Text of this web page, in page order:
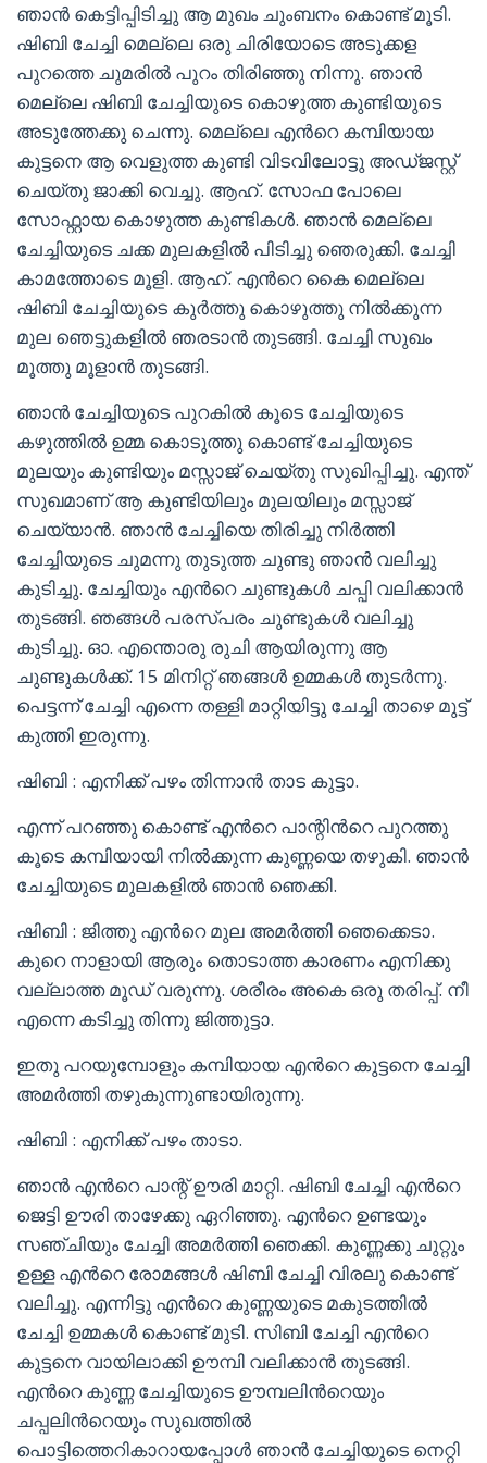
ഞാൻ കെട്ടിപ്പിടിച്ചു ആ മുഖം ചുംബനം കൊണ്ട് മൂടി.
ഷിബി ചേച്ചി മെല്ലെ ഒരു ചിരിയോടെ അടുക്കള
പുറത്തെ ചുമരിൽ പുറം തിരിഞ്ഞു നിന്നു. ഞാൻ
മെല്ലെ ഷിബി ചേച്ചിയുടെ കൊഴുത്ത കുണ്ടിയുടെ
അടുത്തേക്കു ചെന്നു. മെല്ലെ എൻറെ കമ്പിയായ
കുട്ടനെ ആ വെളുത്ത കുണ്ടി വിടവിലോട്ടു അഡ്ജസ്റ്റ്
ചെയ്തു ജാക്കി വെച്ചു. ആഹ്. സോഫ പോലെ
സോഫ്റ്റായ കൊഴുത്ത കുണ്ടികൾ. ഞാൻ മെല്ലെ
ചേച്ചിയുടെ ചക്ക മുലകളിൽ പിടിച്ചു ഞെരുക്കി. ചേച്ചി
കാമത്തോടെ മൂളി. ആഹ്. എൻറെ കൈ മെല്ലെ
ഷിബി ചേച്ചിയുടെ കുർത്തു കൊഴുത്തു നിൽക്കുന്ന
മുല ഞെട്ടുകളിൽ ഞരടാൻ തുടങ്ങി. ചേച്ചി സുഖം
മൂത്തു മൂളാൻ തുടങ്ങി.
ഞാൻ ചേച്ചിയുടെ പുറകിൽ കൂടെ ചേച്ചിയുടെ
കഴുത്തിൽ ഉമ്മ കൊടുത്തു കൊണ്ട് ചേച്ചിയുടെ
മുലയും കുണ്ടിയും മസ്സാജ് ചെയ്തു സുഖിപ്പിച്ചു. എന്ത്
സുഖമാണ് ആ കുണ്ടിയിലും മുലയിലും മസ്സാജ്
ചെയ്യാൻ. ഞാൻ ചേച്ചിയെ തിരിച്ചു നിർത്തി
ചേച്ചിയുടെ ചുമന്നു തുടുത്ത ചുണ്ടു ഞാൻ വലിച്ചു
കുടിച്ചു. ചേച്ചിയും എൻറെ ചുണ്ടുകൾ ചപ്പി വലിക്കാൻ
തുടങ്ങി. ഞങ്ങൾ പരസ്പരം ചുണ്ടുകൾ വലിച്ചു
കുടിച്ചു. ഓ. എന്തൊരു രുചി ആയിരുന്നു ആ
ചുണ്ടുകൾക്ക്. 15 മിനിറ്റ് ഞങ്ങൾ ഉമ്മകൾ തുടർന്നു.
പെട്ടന്ന് ചേച്ചി എന്നെ തള്ളി മാറ്റിയിട്ടു ചേച്ചി താഴെ മുട്ട്
കുത്തി ഇരുന്നു.
ഷിബി : എനിക്ക് പഴം തിന്നാൻ താട കുട്ടാ.
എന്ന് പറഞ്ഞു കൊണ്ട് എൻറെ പാന്റിൻറെ പുറത്തു
കൂടെ കമ്പിയായി നിൽക്കുന്ന കുണ്ണയെ തഴുകി. ഞാൻ
ചേച്ചിയുടെ മുലകളിൽ ഞാൻ ഞെക്കി.
ഷിബി : ജിത്തു എൻറെ മുല അമർത്തി ഞെക്കെടാ.
കുറെ നാളായി ആരും തൊടാത്ത കാരണം എനിക്കു
വല്ലാത്ത മൂഡ് വരുന്നു. ശരീരം അകെ ഒരു തരിപ്പ്. നീ
എന്നെ കടിച്ചു തിന്നു ജിത്തുട്ടാ.
ഇതു പറയുമ്പോളും കമ്പിയായ എൻറെ കുട്ടനെ ചേച്ചി
അമർത്തി തഴുകുന്നുണ്ടായിരുന്നു.
ഷിബി : എനിക്ക് പഴം താടാ.
ഞാൻ എൻറെ പാന്റ് ഊരി മാറ്റി. ഷിബി ചേച്ചി എൻറെ
ജെട്ടി ഊരി താഴേക്കു ഏറിഞ്ഞു. എൻറെ ഉണ്ടയും
സഞ്ചിയും ചേച്ചി അമർത്തി ഞെക്കി. കുണ്ണക്കു ചുറ്റും
ഉള്ള എൻറെ രോമങ്ങൾ ഷിബി ചേച്ചി വിരലു കൊണ്ട്
വലിച്ചു. എന്നിട്ടു എൻറെ കുണ്ണയുടെ മകുടത്തിൽ
ചേച്ചി ഉമ്മകൾ കൊണ്ട് മുടി. സിബി ചേച്ചി എൻറെ
കുട്ടനെ വായിലാക്കി ഊമ്പി വലിക്കാൻ തുടങ്ങി.
എൻറെ കുണ്ണ ചേച്ചിയുടെ ഊമ്പലിൻറെയും
ചപ്പലിൻറെയും സുഖത്തിൽ
പൊട്ടിത്തെറികാറായപ്പോൾ ഞാൻ ചേച്ചിയുടെ നെറ്റി